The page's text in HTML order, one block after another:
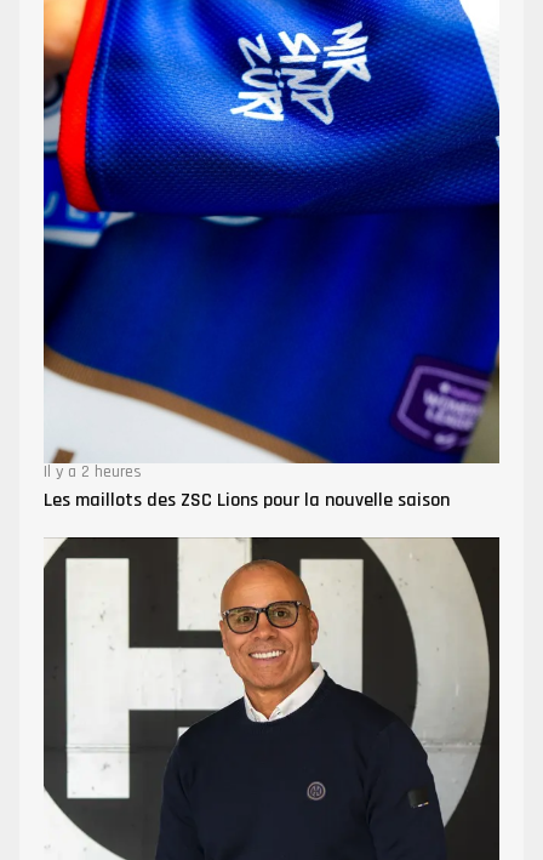
Il y a 2 heures
Les maillots des ZSC Lions pour la nouvelle saison